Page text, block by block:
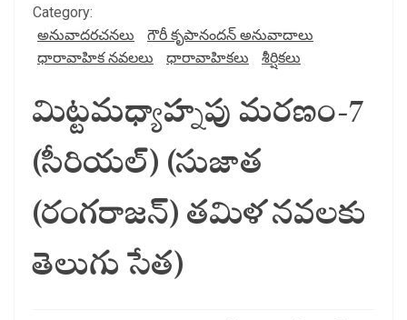
Category:
అనువాదరచనలు
గౌరీ కృపానందన్ అనువాదాలు
ధారావాహిక నవలలు
ధారావాహికలు శీర్షికలు
మిట్టమధ్యాహ్నపు మరణం-7
(సీరియల్) (సుజాత
(రంగరాజన్) తమిళ నవలకు
తెలుగు సేత)